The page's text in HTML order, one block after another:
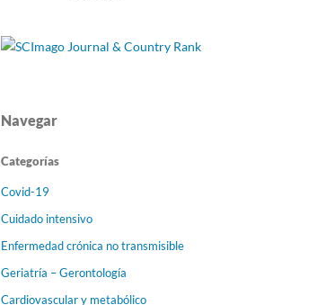
Navegar
Categorías
Covid-19
Cuidado intensivo
Enfermedad crónica no transmisible
Geriatría – Gerontología
Cardiovascular y metabólico